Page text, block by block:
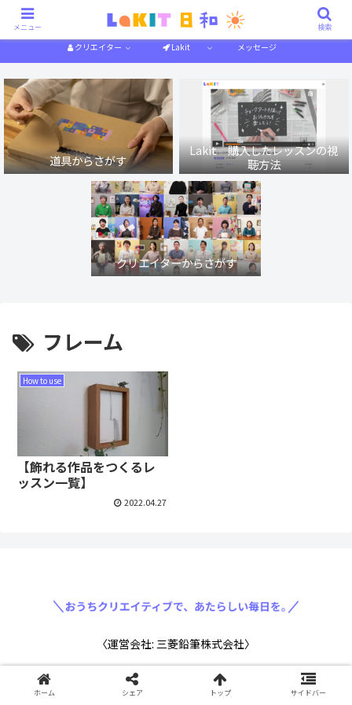
作り方解説 特集一覧
クリエイター Lakit メッセージ
道具からさがす
Lakit 購入したレッスンの視
聴方法
クリエイターからさがす
フレーム
How to use
【飾れる作品をつくるレ
ッスン一覧】
2022.04.27
〈運営会社: 三菱鉛筆株式会社〉
メニュー 検索
ホーム シェア トップ サイドバー